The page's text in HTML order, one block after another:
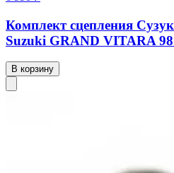
Комплект сцепления
Suzuki GRAND VITARA
В корзину